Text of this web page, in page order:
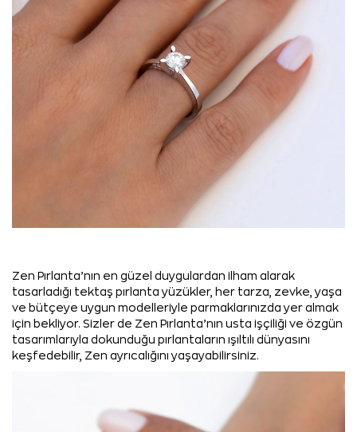
Zen Pırlanta’nın en güzel duygulardan ilham alarak
tasarladığı tektaş pırlanta yüzükler, her tarza, zevke, yaşa
ve bütçeye uygun modelleriyle parmaklarınızda yer almak
için bekliyor. Sizler de Zen Pırlanta’nın usta işçiliği ve özgün
tasarımlarıyla dokunduğu pırlantaların ışıltılı dünyasını
keşfedebilir, Zen ayrıcalığını yaşayabilirsiniz.